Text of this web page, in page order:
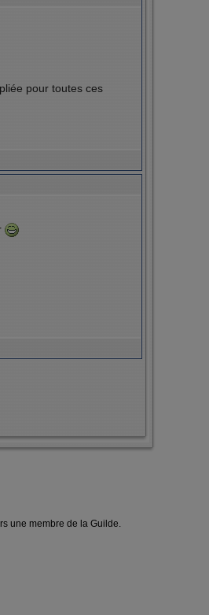
pour toutes ces
une membre de la Guilde.